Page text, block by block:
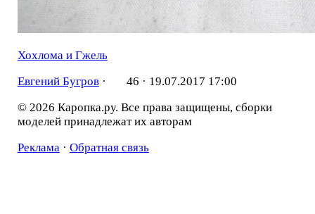
Хохлома и Гжель
Евгений Бугров· 46 · 19.07.2017 17:00
© 2026 Каропка.ру. Все права защищены, сборки
моделей принадлежат их авторам
Реклама · Обратная связь